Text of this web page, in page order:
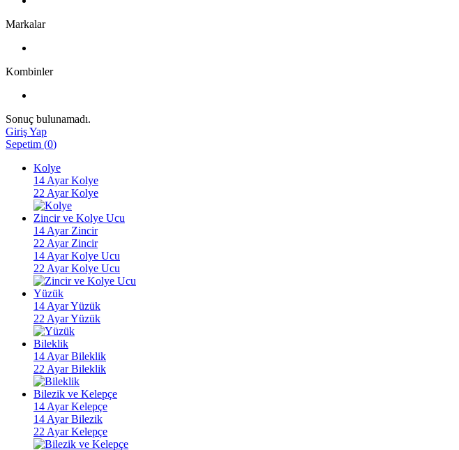
Markalar
Kombinler
Sonuç bulunamadı.
Giriş Yap
Sepetim (0)
Kolye
14 Ayar Kolye
22 Ayar Kolye
Zincir ve Kolye Ucu
14 Ayar Zincir
22 Ayar Zincir
14 Ayar Kolye Ucu
22 Ayar Kolye Ucu
Yüzük
14 Ayar Yüzük
22 Ayar Yüzük
Bileklik
14 Ayar Bileklik
22 Ayar Bileklik
Bilezik ve Kelepçe
14 Ayar Kelepçe
14 Ayar Bilezik
22 Ayar Kelepçe